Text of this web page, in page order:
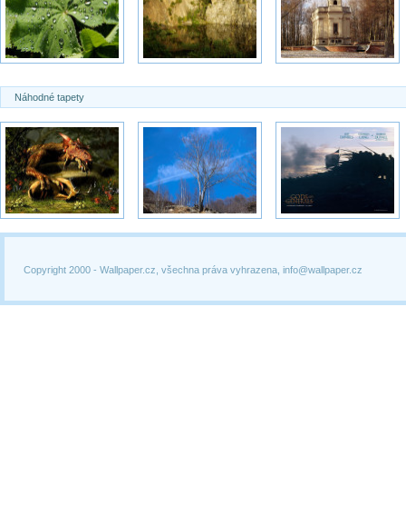
Náhodné tapety
Copyright 2000 - Wallpaper.cz, všechna práva vyhrazena, info@wallpaper.cz